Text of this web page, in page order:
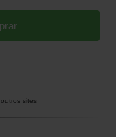
sites